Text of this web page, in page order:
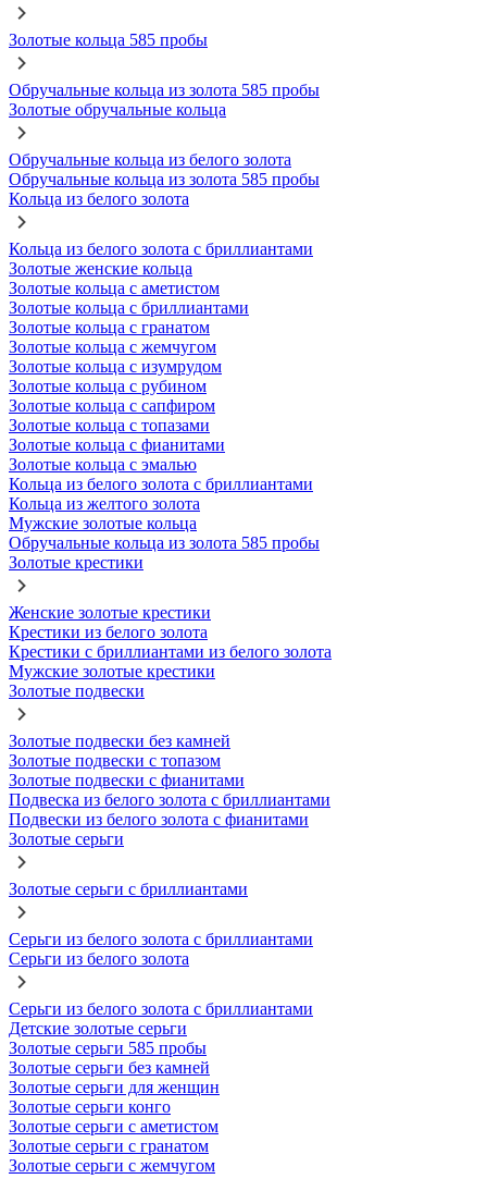
Золотые кольца 585 пробы
Обручальные кольца из золота 585 пробы
Золотые обручальные кольца
Обручальные кольца из белого золота
Обручальные кольца из золота 585 пробы
Кольца из белого золота
Кольца из белого золота с бриллиантами
Золотые женские кольца
Золотые кольца с аметистом
Золотые кольца с бриллиантами
Золотые кольца с гранатом
Золотые кольца с жемчугом
Золотые кольца с изумрудом
Золотые кольца с рубином
Золотые кольца с сапфиром
Золотые кольца с топазами
Золотые кольца с фианитами
Золотые кольца с эмалью
Кольца из белого золота с бриллиантами
Кольца из желтого золота
Мужские золотые кольца
Обручальные кольца из золота 585 пробы
Золотые крестики
Женские золотые крестики
Крестики из белого золота
Крестики с бриллиантами из белого золота
Мужские золотые крестики
Золотые подвески
Золотые подвески без камней
Золотые подвески с топазом
Золотые подвески с фианитами
Подвеска из белого золота с бриллиантами
Подвески из белого золота с фианитами
Золотые серьги
Золотые серьги с бриллиантами
Серьги из белого золота с бриллиантами
Серьги из белого золота
Серьги из белого золота с бриллиантами
Детские золотые серьги
Золотые серьги 585 пробы
Золотые серьги без камней
Золотые серьги для женщин
Золотые серьги конго
Золотые серьги с аметистом
Золотые серьги с гранатом
Золотые серьги с жемчугом